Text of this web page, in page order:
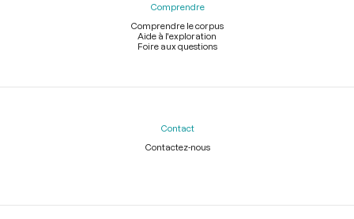
Comprendre
Comprendre le corpus
Aide à l'exploration
Foire aux questions
Contact
Contactez-nous
Légal